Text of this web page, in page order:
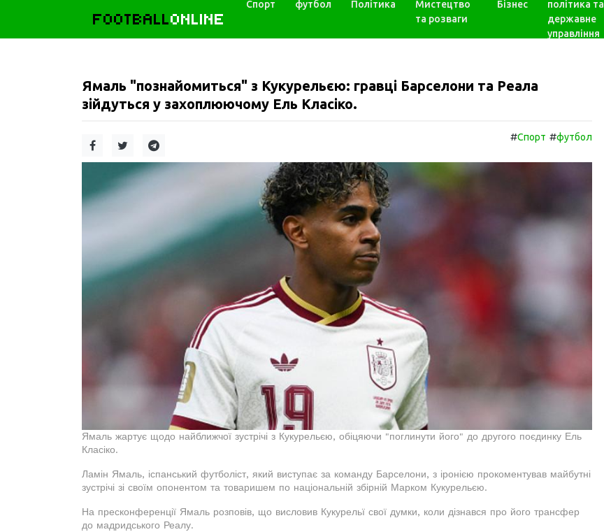
FOOTBALLONLINE
Спорт футбол Політика
Мистецтво
та розваги
Бізнес
політика та
державне
управління
Ямаль "познайомиться" з Кукурельєю: гравці Барселони та Реала
зійдуться у захоплюючому Ель Класіко.
#Спорт #футбол
Ямаль жартує щодо найближчої зустрічі з Кукурельєю, обіцяючи "поглинути його" до другого поєдинку Ель
Класіко.
Ламін Ямаль, іспанський футболіст, який виступає за команду Барселони, з іронією прокоментував майбутні
зустрічі зі своїм опонентом та товаришем по національній збірній Марком Кукурельєю.
На пресконференції Ямаль розповів, що висловив Кукурельї свої думки, коли дізнався про його трансфер
до мадридського Реалу.